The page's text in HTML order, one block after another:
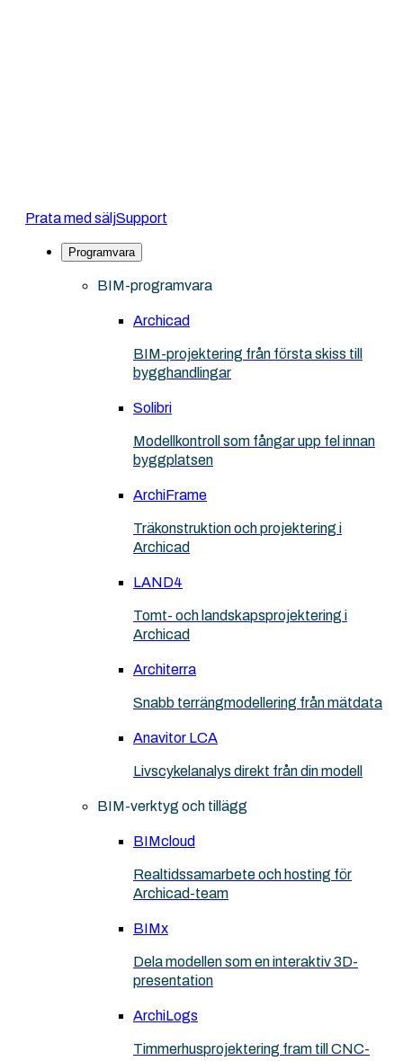
Prata med säljSupport
Programvara
BIM-programvara
Archicad
BIM-projektering från första skiss till
bygghandlingar
Solibri
Modellkontroll som fångar upp fel innan
byggplatsen
ArchiFrame
Träkonstruktion och projektering i
Archicad
LAND4
Tomt- och landskapsprojektering i
Archicad
Architerra
Snabb terrängmodellering från mätdata
Anavitor LCA
Livscykelanalys direkt från din modell
BIM-verktyg och tillägg
BIMcloud
Realtidssamarbete och hosting för
Archicad-team
BIMx
Dela modellen som en interaktiv 3D-
presentation
ArchiLogs
Timmerhusprojektering fram till CNC-